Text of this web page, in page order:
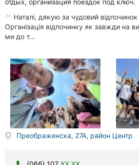
Львов
Кривой
Николаев
Херсон
Полтава
Чернигов
отдых, организация поездок под ключ.
Наталі, дякую за чудовий відпочинок
Організація відпочинку як завжди на
ми до т...
Преображенска, 27А, район Центр